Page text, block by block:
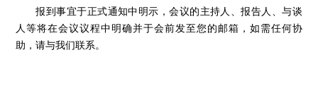
报到事宜于正式通知中明示，会议的主持人、报告人、与谈
人等将在会议议程中明确并于会前发至您的邮箱，如需任何协
助，请与我们联系。